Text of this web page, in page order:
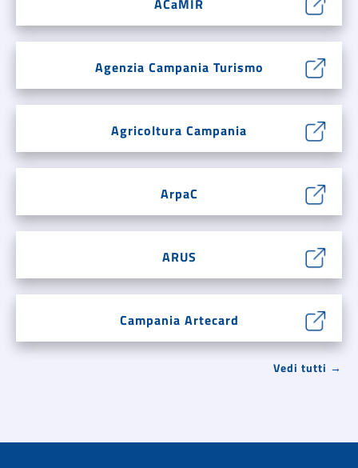
ACaMIR
Agenzia Campania Turismo
Agricoltura Campania
ArpaC
ARUS
Campania Artecard
Vedi tutti →